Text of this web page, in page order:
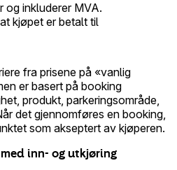
og inkluderer MVA.
kjøpet er betalt til
fra prisene på «vanlig
er basert på booking
produkt, parkeringsområde,
det gjennomføres en booking,
som akseptert av kjøperen.
inn- og utkjøring